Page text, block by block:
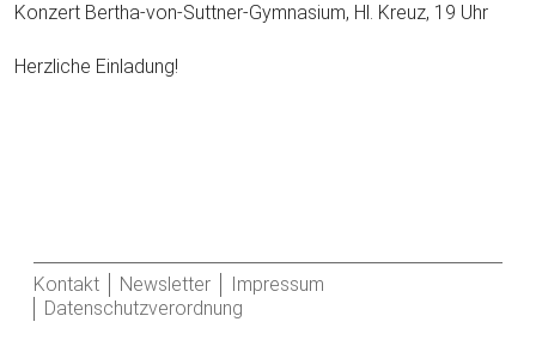
Konzert Bertha-von-Suttner-Gymnasium, Hl. Kreuz, 19 Uhr
Herzliche Einladung!
Kontakt Newsletter
Impressum
Datenschutzverordnung